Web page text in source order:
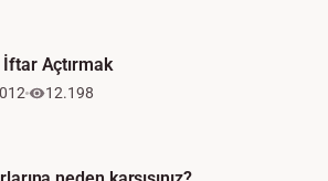
Açtırmak
12.198